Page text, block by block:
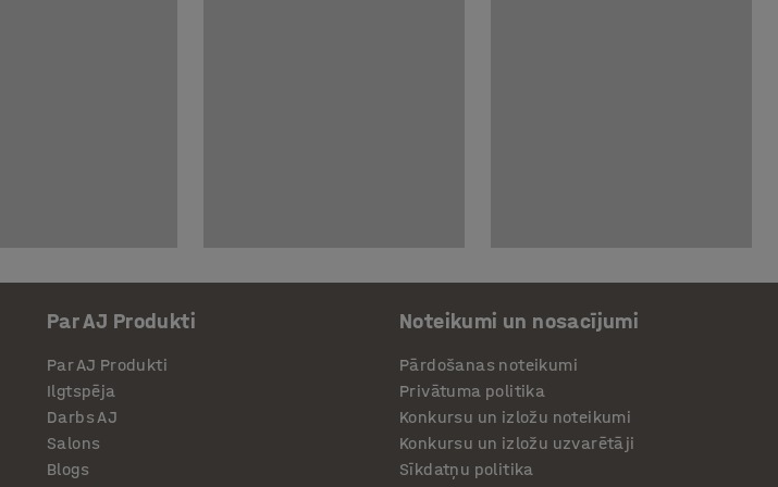
Par AJ Produkti
Par AJ Produkti
Ilgtspēja
Darbs AJ
Salons
Blogs
Noteikumi un nosacījumi
Pārdošanas noteikumi
Privātuma politika
Konkursu un izložu noteikumi
Konkursu un izložu uzvarētāji
Sīkdatņu politika